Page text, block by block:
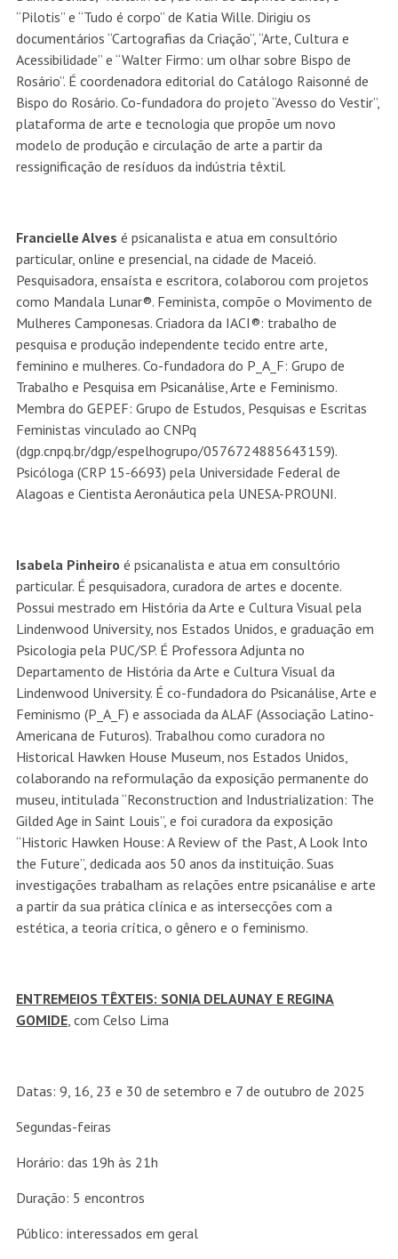
“Pilotis” e “Tudo é corpo” de Katia Wille. Dirigiu os
documentários “Cartografias da Criação”, “Arte, Cultura e
Acessibilidade” e “Walter Firmo: um olhar sobre Bispo de
Rosário”. É coordenadora editorial do Catálogo Raisonné de
Bispo do Rosário. Co-fundadora do projeto “Avesso do Vestir”,
plataforma de arte e tecnologia que propõe um novo
modelo de produção e circulação de arte a partir da
ressignificação de resíduos da indústria têxtil.
Francielle Alves é psicanalista e atua em consultório
particular, online e presencial, na cidade de Maceió.
Pesquisadora, ensaísta e escritora, colaborou com projetos
como Mandala Lunar®. Feminista, compõe o Movimento de
Mulheres Camponesas. Criadora da IACI®: trabalho de
pesquisa e produção independente tecido entre arte,
feminino e mulheres. Co-fundadora do P_A_F: Grupo de
Trabalho e Pesquisa em Psicanálise, Arte e Feminismo.
Membra do GEPEF: Grupo de Estudos, Pesquisas e Escritas
Feministas vinculado ao CNPq
(dgp.cnpq.br/dgp/espelhogrupo/0576724885643159).
Psicóloga (CRP 15-6693) pela Universidade Federal de
Alagoas e Cientista Aeronáutica pela UNESA-PROUNI.
Isabela Pinheiro é psicanalista e atua em consultório
particular. É pesquisadora, curadora de artes e docente.
Possui mestrado em História da Arte e Cultura Visual pela
Lindenwood University, nos Estados Unidos, e graduação em
Psicologia pela PUC/SP. É Professora Adjunta no
Departamento de História da Arte e Cultura Visual da
Lindenwood University. É co-fundadora do Psicanálise, Arte e
Feminismo (P_A_F) e associada da ALAF (Associação Latino-
Americana de Futuros). Trabalhou como curadora no
Historical Hawken House Museum, nos Estados Unidos,
colaborando na reformulação da exposição permanente do
museu, intitulada “Reconstruction and Industrialization: The
Gilded Age in Saint Louis”, e foi curadora da exposição
“Historic Hawken House: A Review of the Past, A Look Into
the Future”, dedicada aos 50 anos da instituição. Suas
investigações trabalham as relações entre psicanálise e arte
a partir da sua prática clínica e as intersecções com a
estética, a teoria crítica, o gênero e o feminismo.
ENTREMEIOS TÊXTEIS: SONIA DELAUNAY E REGINA
GOMIDE, com Celso Lima
Datas: 9, 16, 23 e 30 de setembro e 7 de outubro de 2025
Segundas-feiras
Horário: das 19h às 21h
Duração: 5 encontros
Público: interessados em geral